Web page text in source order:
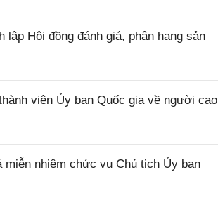
Hội đồng đánh giá, phân hạng sản
viện Ủy ban Quốc gia về người cao
nhiệm chức vụ Chủ tịch Ủy ban